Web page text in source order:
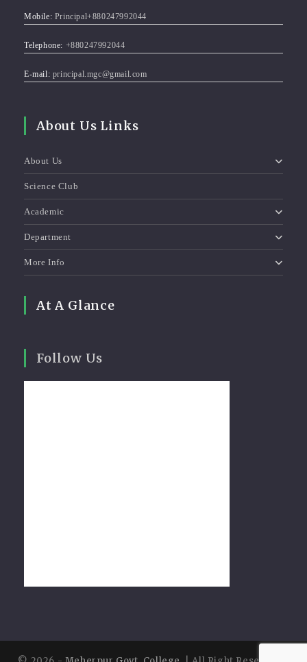
Mobile: Principal+880247992044
Telephone: +880247992044
E-mail: principal.mgc@gmail.com
About Us Links
About Us
Science Club
Academic
Department
More Info
At A Glance
Follow Us